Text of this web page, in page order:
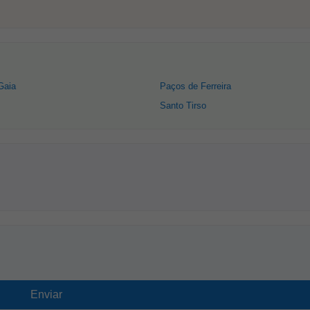
Paços de Ferreira
Santo Tirso